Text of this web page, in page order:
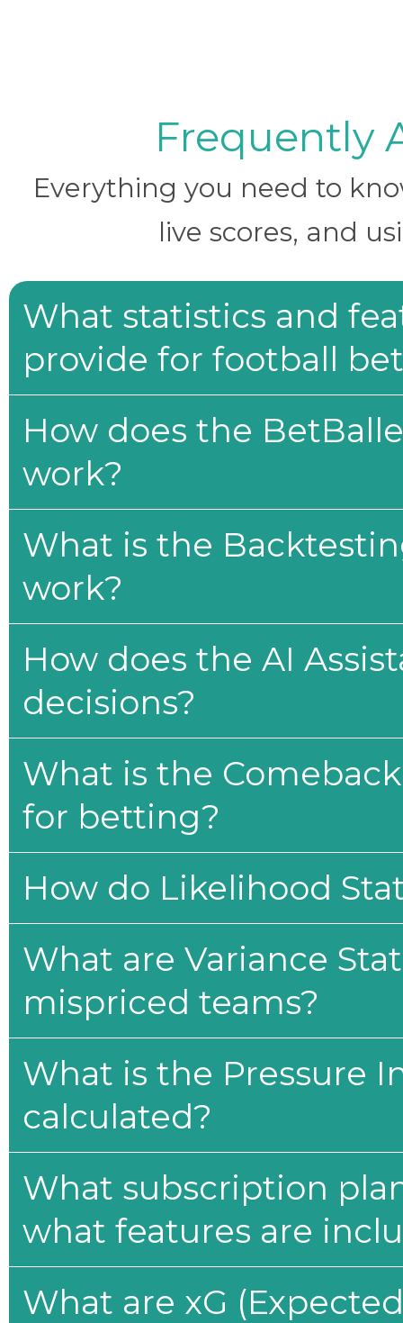
Frequently
Everything you need to
live scores, and
What statistics and
provide for football
How does the
work?
What is the
work?
How does the AI
decisions?
What is the
for betting?
How do Likelihood
What are Variance
mispriced teams?
What is the Pressure
calculated?
What subscription
what features are
What are xG